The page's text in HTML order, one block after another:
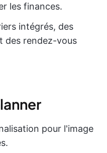
les finances.
intégrés, des
des rendez-vous
pour l'image